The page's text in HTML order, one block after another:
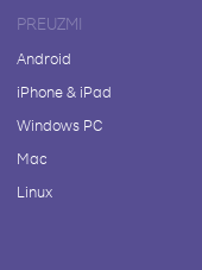
PREUZMI
Android
iPhone & iPad
Windows PC
Mac
Linux